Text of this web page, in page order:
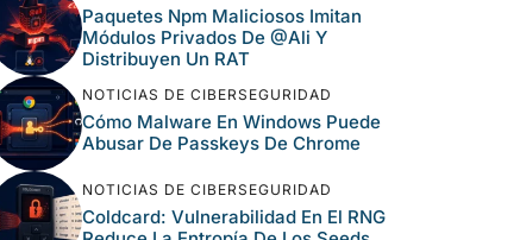
Paquetes Npm Maliciosos Imitan
Módulos Privados De @ali Y
Distribuyen Un RAT
NOTICIAS DE CIBERSEGURIDAD
Cómo Malware En Windows Puede
Abusar De Passkeys De Chrome
NOTICIAS DE CIBERSEGURIDAD
Coldcard: Vulnerabilidad En El RNG